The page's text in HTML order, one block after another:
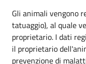
Gli animali vengono
tatuaggio), al quale
proprietario. I dati
il proprietario
prevenzione di